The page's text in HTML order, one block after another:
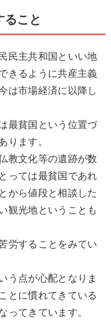
ること
民主共和国といい地
きるように共産主義
は市場経済に以降し
最貧国という位置づ
ります。
教文化等の遺跡が数
っては最貧国であれ
から値段と相談した
観光地ということも
労することをみてい
う点が心配となりま
とに慣れてきている
ってきています。